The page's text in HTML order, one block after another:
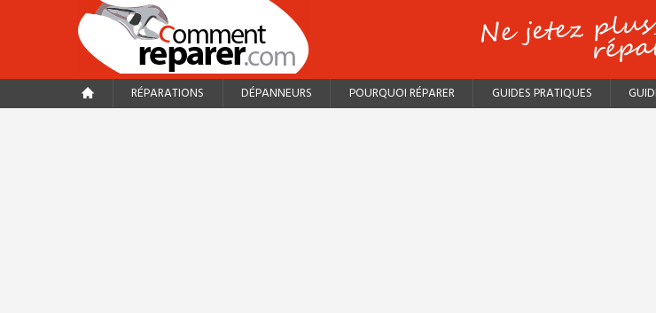
RÉPARATIONS DÉPANNEURS POURQUOI RÉPARER GUIDES PRATIQUES